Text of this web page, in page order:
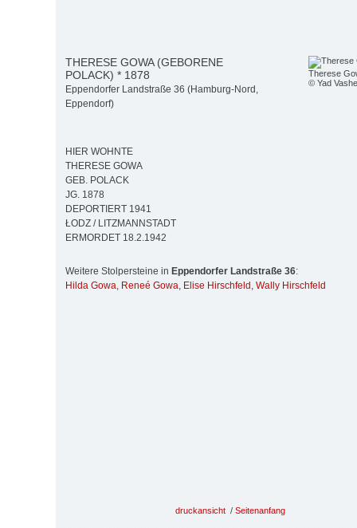
Therese
© Yad
THERESE GOWA (GEBORENE
POLACK) * 1878
Eppendorfer Landstraße 36 (Hamburg-Nord,
Eppendorf)
HIER WOHNTE
THERESE GOWA
GEB. POLACK
JG. 1878
DEPORTIERT 1941
ŁODZ / LITZMANNSTADT
ERMORDET 18.2.1942
Weitere Stolpersteine in Eppendorfer Landstraße 36:
Hilda Gowa, Reneé Gowa, Elise Hirschfeld , Wally Hirschfeld
druckansicht / Seitenanfang